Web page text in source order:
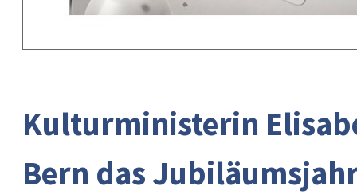
Kulturministerin
Bern das